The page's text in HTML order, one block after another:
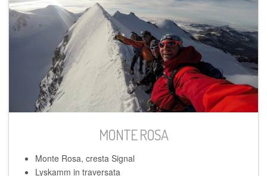
MONTE ROSA
Monte Rosa, cresta Signal
Lyskamm in traversata